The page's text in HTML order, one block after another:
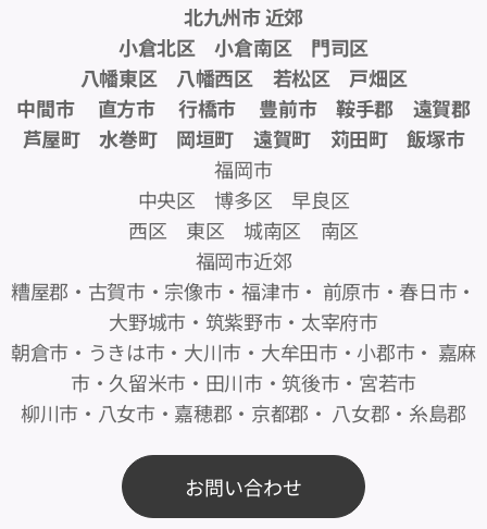
北九州市 近郊
小倉北区 小倉南区 門司区
八幡東区 八幡西区 若松区 戸畑区
中間市 直方市 行橋市 豊前市 鞍手郡 遠賀郡
芦屋町 水巻町 岡垣町 遠賀町 苅田町 飯塚市
福岡市
中央区 博多区 早良区
西区 東区 城南区 南区
福岡市近郊
糟屋郡・古賀市・宗像市・福津市・ 前原市・春日市・
大野城市・筑紫野市・太宰府市
朝倉市・うきは市・大川市・大牟田市・小郡市・ 嘉麻
市・久留米市・田川市・筑後市・宮若市
柳川市・八女市・嘉穂郡・京都郡・ 八女郡・糸島郡
お問い合わせ